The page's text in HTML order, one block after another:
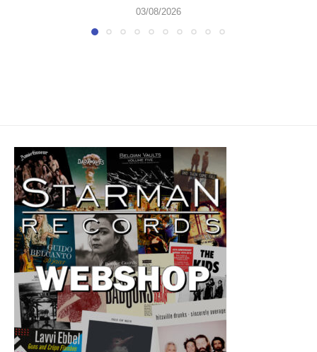
03/08/2026